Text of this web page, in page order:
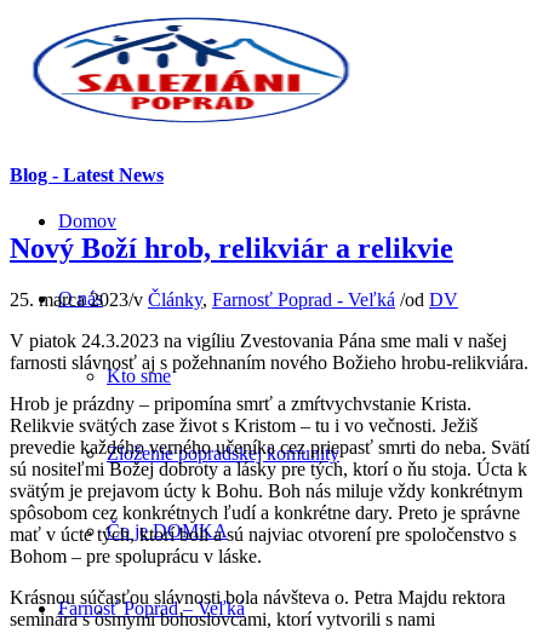
Domov
O nás
Kto sme
Zloženie popradskej komunity
Čo je DOMKA
Farnosť Poprad – Veľká
Blog - Latest News
Nový Boží hrob, relikviár a relikvie
25. marca 2023/v Články, Farnosť Poprad - Veľká /od DV
V piatok 24.3.2023 na vigíliu Zvestovania Pána sme mali v našej
farnosti slávnosť aj s požehnaním nového Božieho hrobu-relikviára.
Hrob je prázdny – pripomína smrť a zmŕtvychvstanie Krista.
Relikvie svätých zase život s Kristom – tu i vo večnosti. Ježiš
prevedie každého verného učeníka cez priepasť smrti do neba. Svätí
sú nositeľmi Božej dobroty a lásky pre tých, ktorí o ňu stoja. Úcta k
svätým je prejavom úcty k Bohu. Boh nás miluje vždy konkrétnym
spôsobom cez konkrétnych ľudí a konkrétne dary. Preto je správne
mať v úcte tých, ktorí boli a sú najviac otvorení pre spoločenstvo s
Bohom – pre spoluprácu v láske.
Krásnou súčasťou slávnosti bola návšteva o. Petra Majdu rektora
seminára s ôsmymi bohoslovcami, ktorí vytvorili s nami